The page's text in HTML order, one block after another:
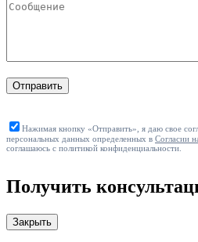
Отправить
Нажимая кнопку «Отправить», я даю свое
персональных данных определенных в Согласии
соглашаюсь с политикой конфиденциальности.
Получить
Закрыть